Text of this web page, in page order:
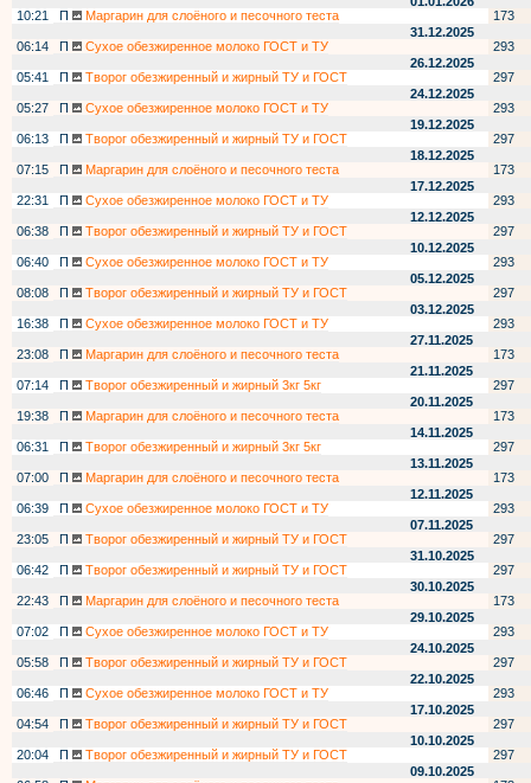
10:21
П Маргарин для слоёного и песочного теста
173
31.12.2025
06:14
П Сухое обезжиренное молоко ГОСТ и ТУ
293
26.12.2025
05:41
П Творог обезжиренный и жирный ТУ и ГОСТ
297
24.12.2025
05:27
П Сухое обезжиренное молоко ГОСТ и ТУ
293
19.12.2025
06:13
П Творог обезжиренный и жирный ТУ и ГОСТ
297
18.12.2025
07:15
П Маргарин для слоёного и песочного теста
173
17.12.2025
22:31
П Сухое обезжиренное молоко ГОСТ и ТУ
293
12.12.2025
06:38
П Творог обезжиренный и жирный ТУ и ГОСТ
297
10.12.2025
06:40
П Сухое обезжиренное молоко ГОСТ и ТУ
293
05.12.2025
08:08
П Творог обезжиренный и жирный ТУ и ГОСТ
297
03.12.2025
16:38
П Сухое обезжиренное молоко ГОСТ и ТУ
293
27.11.2025
23:08
П Маргарин для слоёного и песочного теста
173
21.11.2025
07:14
П Творог обезжиренный и жирный 3кг 5кг
297
20.11.2025
19:38
П Маргарин для слоёного и песочного теста
173
14.11.2025
06:31
П Творог обезжиренный и жирный 3кг 5кг
297
13.11.2025
07:00
П Маргарин для слоёного и песочного теста
173
12.11.2025
06:39
П Сухое обезжиренное молоко ГОСТ и ТУ
293
07.11.2025
23:05
П Творог обезжиренный и жирный ТУ и ГОСТ
297
31.10.2025
06:42
П Творог обезжиренный и жирный ТУ и ГОСТ
297
30.10.2025
22:43
П Маргарин для слоёного и песочного теста
173
29.10.2025
07:02
П Сухое обезжиренное молоко ГОСТ и ТУ
293
24.10.2025
05:58
П Творог обезжиренный и жирный ТУ и ГОСТ
297
22.10.2025
06:46
П Сухое обезжиренное молоко ГОСТ и ТУ
293
17.10.2025
04:54
П Творог обезжиренный и жирный ТУ и ГОСТ
297
10.10.2025
20:04
П Творог обезжиренный и жирный ТУ и ГОСТ
297
09.10.2025